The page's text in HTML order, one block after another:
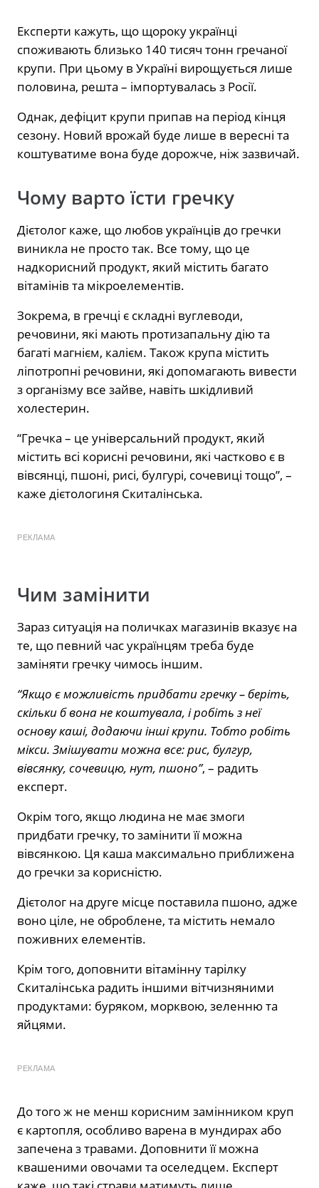
Експерти кажуть, що щороку українці
споживають близько 140 тисяч тонн гречаної
крупи. При цьому в Україні вирощується лише
половина, решта – імпортувалась з Росії.
Однак, дефіцит крупи припав на період кінця
сезону. Новий врожай буде лише в вересні та
коштуватиме вона буде дорожче, ніж зазвичай.
Чому варто їсти гречку
Дієтолог каже, що любов українців до гречки
виникла не просто так. Все тому, що це
надкорисний продукт, який містить багато
вітамінів та мікроелементів.
Зокрема, в гречці є складні вуглеводи,
речовини, які мають протизапальну дію та
багаті магнієм, калієм. Також крупа містить
ліпотропні речовини, які допомагають вивести
з організму все зайве, навіть шкідливий
холестерин.
“Гречка – це універсальний продукт, який
містить всі корисні речовини, які частково є в
вівсянці, пшоні, рисі, булгурі, сочевиці тощо”, –
каже дієтологиня Скиталінська.
РЕКЛАМА
Чим замінити
Зараз ситуація на поличках магазинів вказує на
те, що певний час українцям треба буде
заміняти гречку чимось іншим.
“Якщо є можливість придбати гречку – беріть,
скільки б вона не коштувала, і робіть з неї
основу каші, додаючи інші крупи. Тобто робіть
мікси. Змішувати можна все: рис, булгур,
вівсянку, сочевицю, нут, пшоно”, – радить
експерт.
Окрім того, якщо людина не має змоги
придбати гречку, то замінити її можна
вівсянкою. Ця каша максимально приближена
до гречки за корисністю.
Дієтолог на друге місце поставила пшоно, адже
воно ціле, не оброблене, та містить немало
поживних елементів.
Крім того, доповнити вітамінну тарілку
Скиталінська радить іншими вітчизняними
продуктами: буряком, морквою, зеленню та
яйцями.
РЕКЛАМА
До того ж не менш корисним замінником круп
є картопля, особливо варена в мундирах або
запечена з травами. Доповнити її можна
квашеними овочами та оселедцем. Експерт